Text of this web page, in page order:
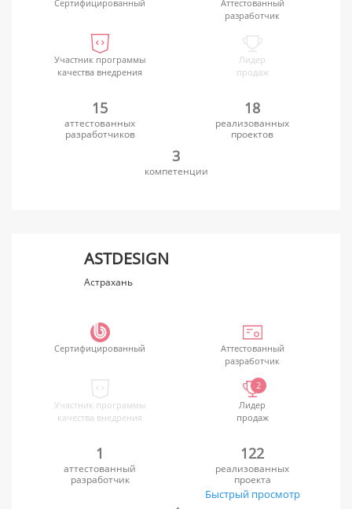
Сертифицированный
Аттестованный
разработчик
Участник программы
качества внедрения
Лидер
продаж
15
аттестованных
разработчиков
18
реализованных
проектов
3
компетенции
ASTDESIGN
Астрахань
Сертифицированный
Аттестованный
разработчик
Участник программы
качества внедрения
2
Лидер
продаж
1
аттестованный
разработчик
122
реализованных
проекта
Быстрый просмотр